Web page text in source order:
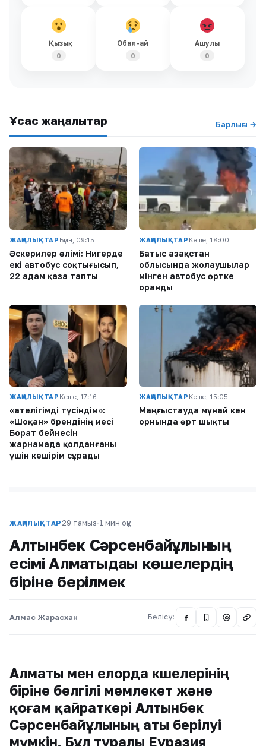
Қызық
0
Обал-ай
0
Ашулы
0
Ұқсас жаңалықтар Барлығы →
ЖАҢАЛЫҚТАР Бүгін, 09:15
Әскерилер өлімі: Нигерде
екі автобус соқтығысып,
22 адам қаза тапты
ЖАҢАЛЫҚТАР Кеше, 18:00
Батыс Қазақстан
облысында жолаушылар
мінген автобус өртке
оранды
ЖАҢАЛЫҚТАР Кеше, 17:16
«Қателігімді түсіндім»:
«Шоқан» брендінің иесі
Борат бейнесін
жарнамада қолданғаны
үшін кешірім сұрады
ЖАҢАЛЫҚТАР Кеше, 15:05
Маңғыстауда мұнай кен
орнында өрт шықты
ЖАҢАЛЫҚТАР 29 тамыз·1 мин оқу
Алтынбек Сәрсенбайұлының
есімі Алматыдағы көшелердің
біріне берілмек
Алмас Жарасхан Бөлісу: @
Алматы мен елорда көшелерінің
біріне белгілі мемлекет және
қоғам қайраткері Алтынбек
Сәрсенбайұлының аты берілуі
мүмкін. Бұл туралы Еуразия